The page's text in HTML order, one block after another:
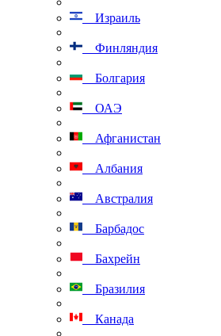
Израиль
Финляндия
Болгария
ОАЭ
Афганистан
Албания
Австралия
Барбадос
Бахрейн
Бразилия
Канада